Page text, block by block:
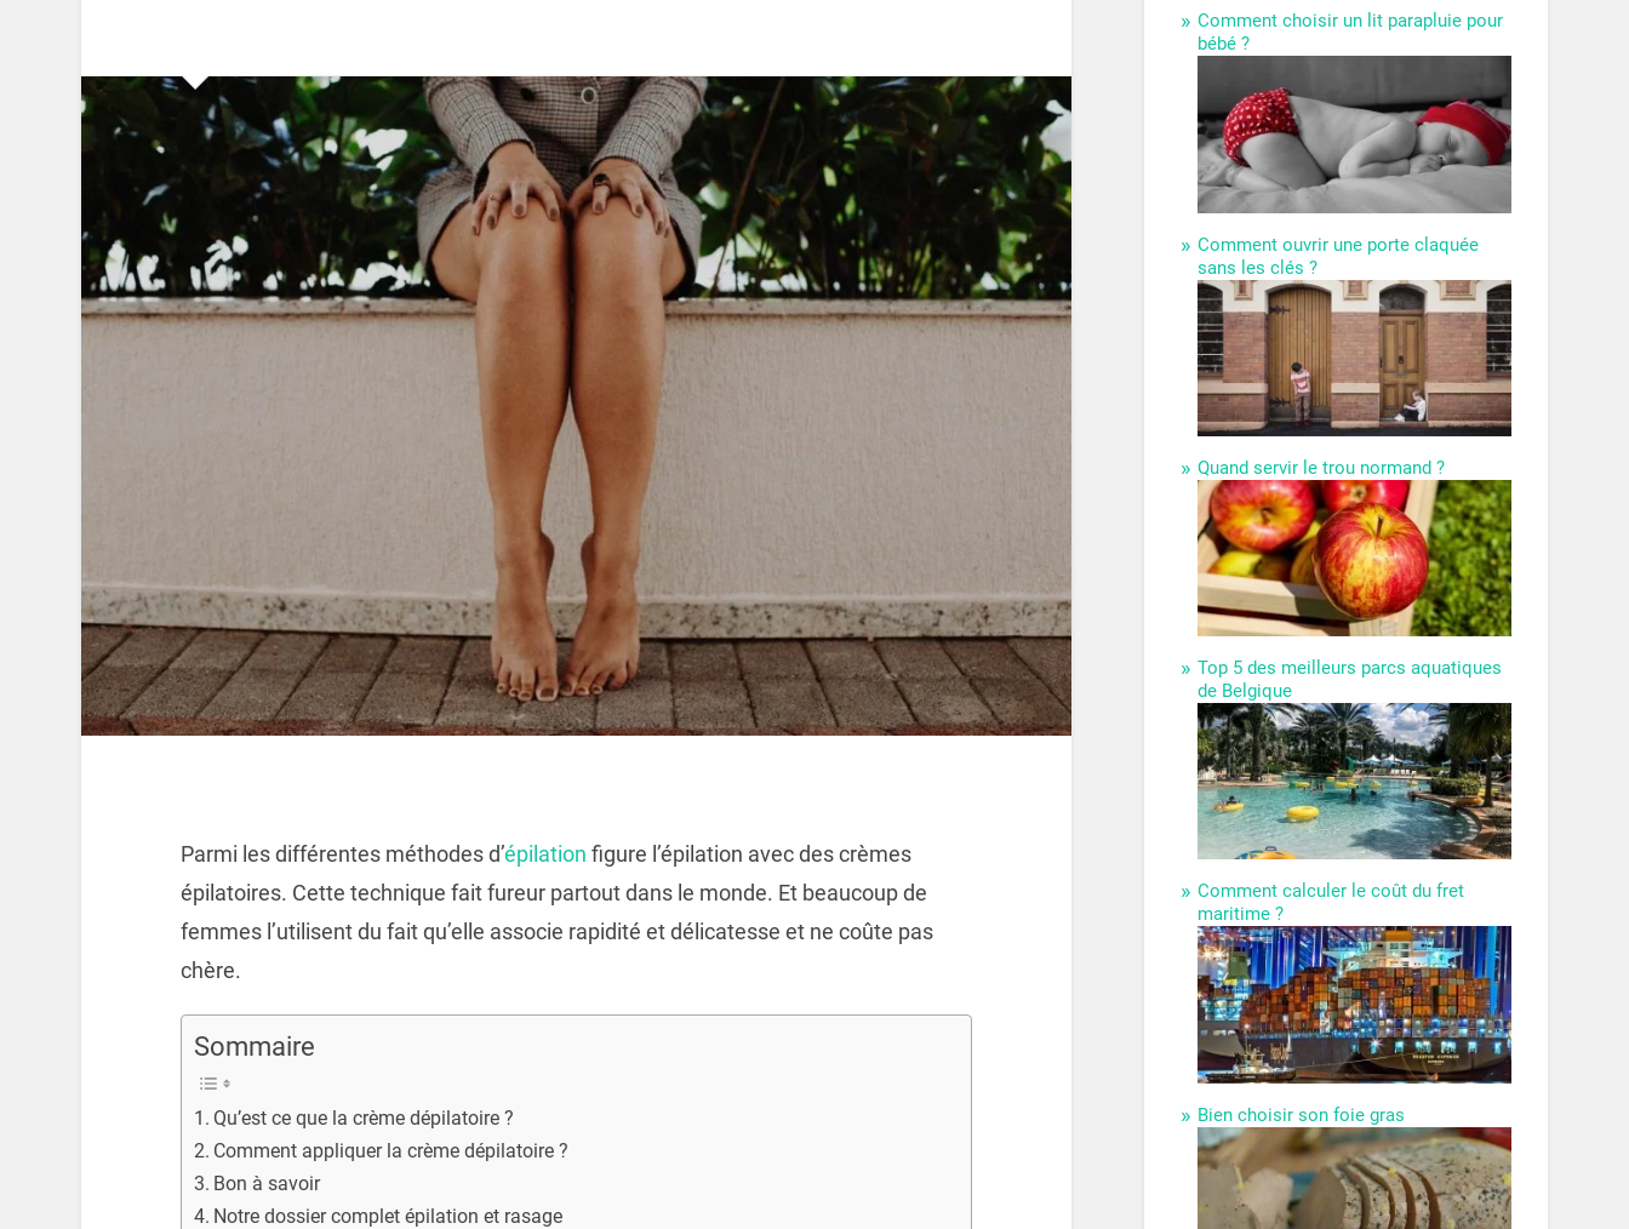
Parmi les différentes méthodes d’épilation figure l’épilation avec des crèmes
épilatoires. Cette technique fait fureur partout dans le monde. Et beaucoup de
femmes l’utilisent du fait qu’elle associe rapidité et délicatesse et ne coûte pas
chère.
Sommaire
Qu’est ce que la crème dépilatoire ?
Comment appliquer la crème dépilatoire ?
Bon à savoir
Notre dossier complet épilation et rasage
Comment choisir un lit parapluie pour
bébé ?
Comment ouvrir une porte claquée
sans les clés ?
Quand servir le trou normand ?
Top 5 des meilleurs parcs aquatiques
de Belgique
Comment calculer le coût du fret
maritime ?
Bien choisir son foie gras